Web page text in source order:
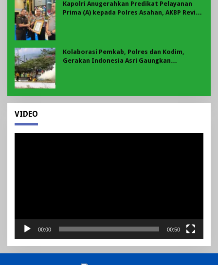
Kapolri Anugerahkan Predikat Pelayanan
Prima (A) kepada Polres Asahan, AKBP Revi
Kolaborasi Pemkab, Polres dan Kodim,
Gerakan Indonesia Asri Gaungkan
VIDEO
00:00 00:50